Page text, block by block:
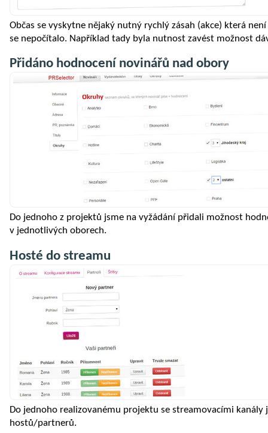
Občas se vyskytne nějaký nutný rychlý zásah (akce) která
se nepočítalo. Například tady byla nutnost zavést možnost
Přidáno hodnocení novinářů nad obory
Do jednoho z projektů jsme na vyžádání přidali možnost
v jednotlivých oborech.
Hosté do streamu
Do jednoho realizovanému projektu se streamovacími
hostů/partnerů.